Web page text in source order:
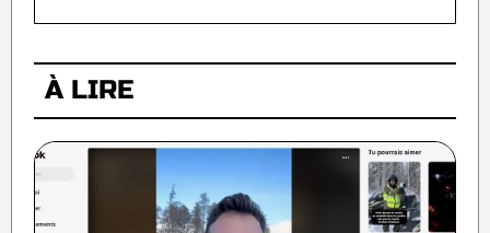
À LIRE